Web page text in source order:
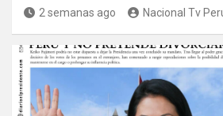
2 semanas ago Nacional Tv